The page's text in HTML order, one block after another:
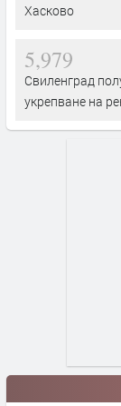
Хасково
5,979
Свиленград
укрепване на